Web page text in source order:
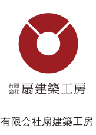
有限会社扇建築工房